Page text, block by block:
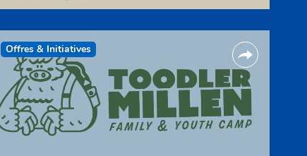
Offres & Initiatives